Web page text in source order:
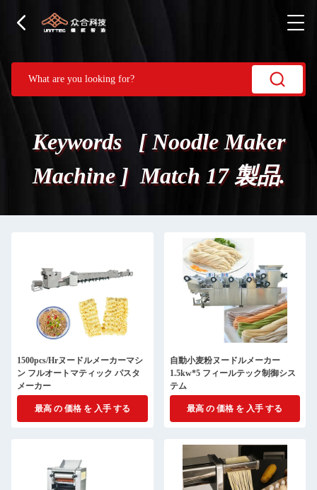
Keywords [ Noodle Maker
Machine ] Match 17 製品.
1500pcs/Hrヌードルメーカーマシ
ン フルオートマティック パスタ
メーカー
最高 の 価格 を 入手 する
自動小麦粉ヌードルメーカー
1.5kw*5 フィールテック制御シス
テム
最高 の 価格 を 入手 する